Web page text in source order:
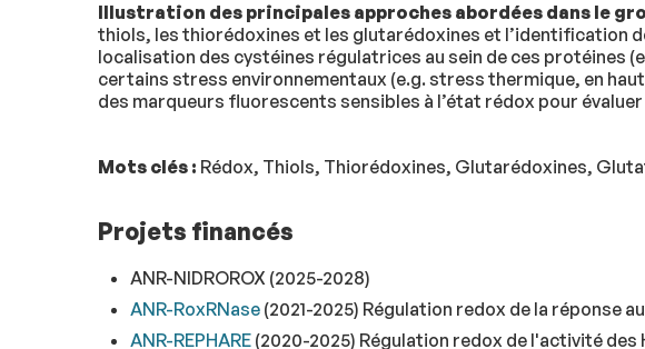
Illustration des principales approches abordées dans le
thiols, les thiorédoxines et les glutarédoxines et l’identification
localisation des cystéines régulatrices au sein de ces protéines
certains stress environnementaux (e.g. stress thermique, en
des marqueurs fluorescents sensibles à l’état rédox pour
Mots clés : Rédox, Thiols, Thiorédoxines, Glutarédoxines,
Projets financés
ANR-NIDROROX (2025-2028)
ANR-RoxRNase(2021-2025) Régulation redox de la réponse
ANR-REPHARE(2020-2025) Régulation redox de l'activité des